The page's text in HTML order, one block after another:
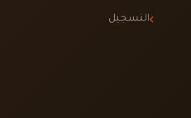
التسجيل